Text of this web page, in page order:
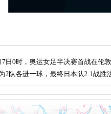
日0时，奥运女足半决赛首战在伦
2队各进一球，最终日本队2:1战胜